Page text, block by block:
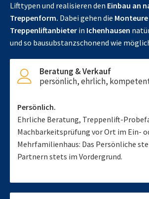
Lifttypen und realisieren den Einbau an
Treppenform. Dabei gehen die Monteure
Treppenliftanbieter in Ichenhausen
und so bausubstanzschonend wie
Beratung & Verkauf
persönlich, ehrlich,
Persönlich.
Ehrliche Beratung, Treppenlift-
Machbarkeitsprüfung vor Ort im Ein-
Mehrfamilienhaus: Das Persönliche
Partnern stets im Vordergrund.